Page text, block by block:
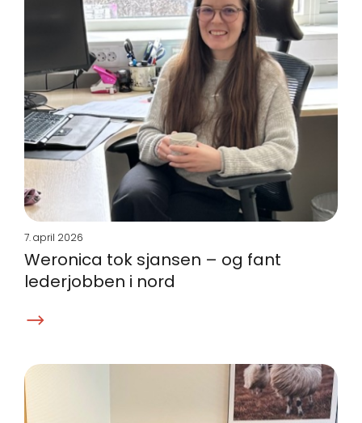
7. april 2026
Weronica tok sjansen – og fant
lederjobben i nord